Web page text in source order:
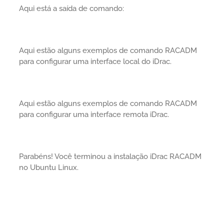
Aqui está a saída de comando:
Aqui estão alguns exemplos de comando RACADM
para configurar uma interface local do iDrac.
Aqui estão alguns exemplos de comando RACADM
para configurar uma interface remota iDrac.
Parabéns! Você terminou a instalação iDrac RACADM
no Ubuntu Linux.